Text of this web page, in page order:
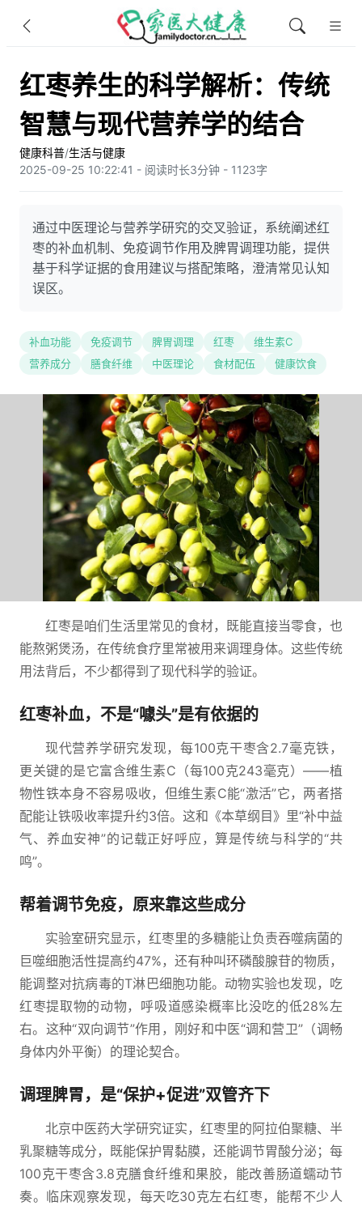
红枣养生的科学解析：传统
智慧与现代营养学的结合
健康科普/生活与健康
2025-09-25 10:22:41 - 阅读时长3分钟 - 1123字
通过中医理论与营养学研究的交叉验证，系统阐述红
枣的补血机制、免疫调节作用及脾胃调理功能，提供
基于科学证据的食用建议与搭配策略，澄清常见认知
误区。
补血功能 免疫调节 脾胃调理 红枣
维生素C
营养成分
膳食纤维 中医理论 食材配伍 健康饮食
红枣是咱们生活里常见的食材，既能直接当零食，也
能熬粥煲汤，在传统食疗里常被用来调理身体。这些传统
用法背后，不少都得到了现代科学的验证。
红枣补血，不是“噱头”是有依据的
现代营养学研究发现，每100克干枣含2.7毫克铁，
更关键的是它富含维生素C（每100克243毫克）——植
物性铁本身不容易吸收，但维生素C能“激活”它，两者搭
配能让铁吸收率提升约3倍。这和《本草纲目》里“补中益
气、养血安神”的记载正好呼应，算是传统与科学的“共
鸣”。
帮着调节免疫，原来靠这些成分
实验室研究显示，红枣里的多糖能让负责吞噬病菌的
巨噬细胞活性提高约47%，还有种叫环磷酸腺苷的物质，
能调整对抗病毒的T淋巴细胞功能。动物实验也发现，吃
红枣提取物的动物，呼吸道感染概率比没吃的低28%左
右。这种“双向调节”作用，刚好和中医“调和营卫”（调畅
身体内外平衡）的理论契合。
调理脾胃，是“保护+促进”双管齐下
北京中医药大学研究证实，红枣里的阿拉伯聚糖、半
乳聚糖等成分，既能保护胃黏膜，还能调节胃酸分泌；每
100克干枣含3.8克膳食纤维和果胶，能改善肠道蠕动节
奏。临床观察发现，每天吃30克左右红枣，能帮不少人